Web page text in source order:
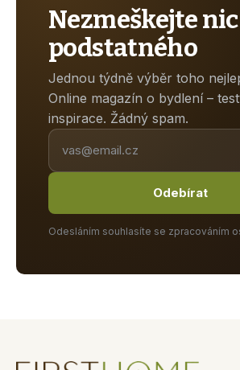
Nezmeškejte nic
podstatného
Jednou týdně výběr toho
Online magazín o bydlení –
inspirace. Žádný spam.
Odebírat
Odesláním souhlasíte se zpracováním